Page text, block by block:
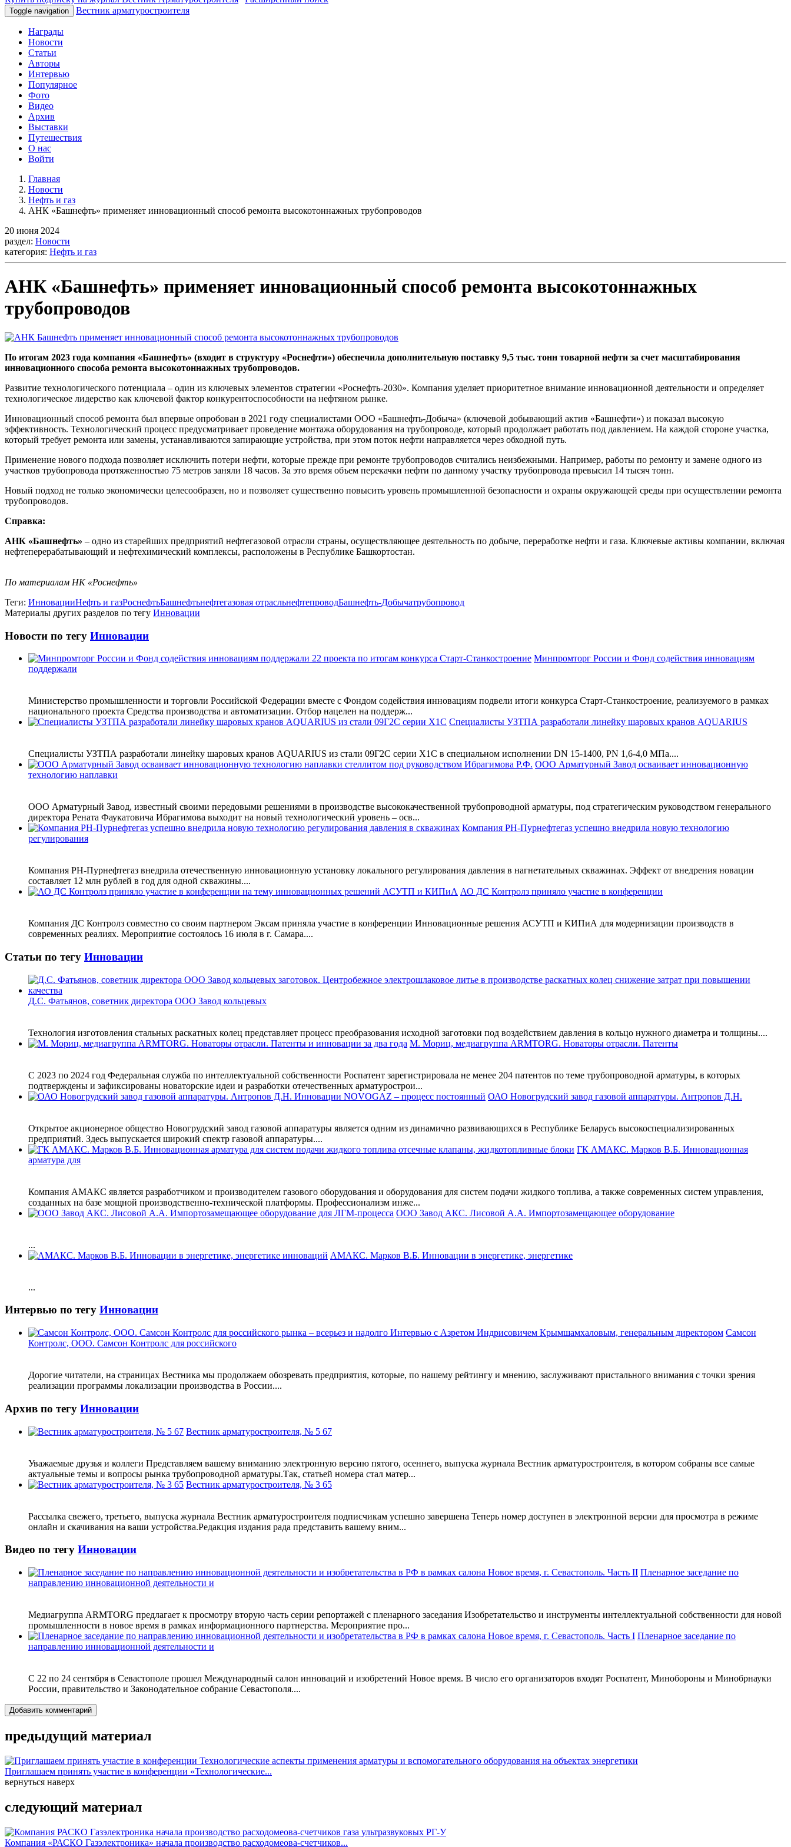
Toggle navigation Вестник арматуростроителя
Награды
Новости
Статьи
Авторы
Интервью
Популярное
Фото
Видео
Архив
Выставки
Путешествия
О нас
Войти
Главная
Новости
Нефть и газ
АНК «Башнефть» применяет инновационный способ ремонта высокотоннажных трубопроводов
20 июня 2024
раздел: Новости
категория: Нефть и газ
АНК «Башнефть» применяет инновационный способ ремонта высокотоннажных
трубопроводов
По итогам 2023 года компания «Башнефть» (входит в структуру «Роснефти») обеспечила дополнительную поставку 9,5 тыс. тонн товарной нефти за счет масштабирования
инновационного способа ремонта высокотоннажных трубопроводов.
Развитие технологического потенциала – один из ключевых элементов стратегии «Роснефть‑2030». Компания уделяет приоритетное внимание инновационной деятельности и определяет
технологическое лидерство как ключевой фактор конкурентоспособности на нефтяном рынке.
Инновационный способ ремонта был впервые опробован в 2021 году специалистами ООО «Башнефть-Добыча» (ключевой добывающий актив «Башнефти») и показал высокую
эффективность. Технологический процесс предусматривает проведение монтажа оборудования на трубопроводе, который продолжает работать под давлением. На каждой стороне участка,
который требует ремонта или замены, устанавливаются запирающие устройства, при этом поток нефти направляется через обходной путь.
Применение нового подхода позволяет исключить потери нефти, которые прежде при ремонте трубопроводов считались неизбежными. Например, работы по ремонту и замене одного из
участков трубопровода протяженностью 75 метров заняли 18 часов. За это время объем перекачки нефти по данному участку трубопровода превысил 14 тысяч тонн.
Новый подход не только экономически целесообразен, но и позволяет существенно повысить уровень промышленной безопасности и охраны окружающей среды при осуществлении ремонта
трубопроводов.
Справка:
АНК «Башнефть» – одно из старейших предприятий нефтегазовой отрасли страны, осуществляющее деятельность по добыче, переработке нефти и газа. Ключевые активы компании, включая
нефтеперерабатывающий и нефтехимический комплексы, расположены в Республике Башкортостан.
По материалам НК «Роснефть»
Теги: ИнновацииНефть и газРоснефтьБашнефтьнефтегазовая отрасльнефтепроводБашнефть-Добычатрубопровод
Материалы других разделов по тегу Инновации
Новости по тегу Инновации
Минпромторг России и Фонд содействия инновациям
поддержали
Министерство промышленности и торговли Российской Федерации вместе с Фондом содействия инновациям подвели итоги конкурса Старт-Станкостроение, реализуемого в рамках
национального проекта Средства производства и автоматизации. Отбор нацелен на поддерж...
Специалисты УЗТПА разработали линейку шаровых кранов AQUARIUS
Специалисты УЗТПА разработали линейку шаровых кранов AQUARIUS из стали 09Г2С серии Х1С в специальном исполнении DN 15-1400, PN 1,6-4,0 МПа....
ООО Арматурный Завод осваивает инновационную
технологию наплавки
ООО Арматурный Завод, известный своими передовыми решениями в производстве высококачественной трубопроводной арматуры, под стратегическим руководством генерального
директора Рената Фаукатовича Ибрагимова выходит на новый технологический уровень – осв...
Компания РН-Пурнефтегаз успешно внедрила новую технологию
регулирования
Компания РН-Пурнефтегаз внедрила отечественную инновационную установку локального регулирования давления в нагнетательных скважинах. Эффект от внедрения новации
составляет 12 млн рублей в год для одной скважины....
АО ДС Контролз приняло участие в конференции
Компания ДС Контролз совместно со своим партнером Эксам приняла участие в конференции Инновационные решения АСУТП и КИПиА для модернизации производств в
современных реалиях. Мероприятие состоялось 16 июля в г. Самара....
Статьи по тегу Инновации
Д.С. Фатьянов, советник директора ООО Завод кольцевых
Технология изготовления стальных раскатных колец представляет процесс преобразования исходной заготовки под воздействием давления в кольцо нужного диаметра и толщины....
М. Мориц, медиагруппа ARMTORG. Новаторы отрасли. Патенты
С 2023 по 2024 год Федеральная служба по интеллектуальной собственности Роспатент зарегистрировала не менее 204 патентов по теме трубопроводной арматуры, в которых
подтверждены и зафиксированы новаторские идеи и разработки отечественных арматурострои...
ОАО Новогрудский завод газовой аппаратуры. Антропов Д.Н.
Открытое акционерное общество Новогрудский завод газовой аппаратуры является одним из динамично развивающихся в Республике Беларусь высокоспециализированных
предприятий. Здесь выпускается широкий спектр газовой аппаратуры....
ГК АМАКС. Марков В.Б. Инновационная
арматура для
Компания АМАКС является разработчиком и производителем газового оборудования и оборудования для систем подачи жидкого топлива, а также современных систем управления,
созданных на базе мощной производственно-технической платформы. Профессионализм инже...
ООО Завод АКС. Лисовой А.А. Импортозамещающее оборудование
...
АМАКС. Марков В.Б. Инновации в энергетике, энергетике
...
Интервью по тегу Инновации
Самсон
Контролс, ООО. Самсон Контролс для российского
Дорогие читатели, на страницах Вестника мы продолжаем обозревать предприятия, которые, по нашему рейтингу и мнению, заслуживают пристального внимания с точки зрения
реализации программы локализации производства в России....
Архив по тегу Инновации
Вестник арматуростроителя, № 5 67
Уважаемые друзья и коллеги Представляем вашему вниманию электронную версию пятого, осеннего, выпуска журнала Вестник арматуростроителя, в котором собраны все самые
актуальные темы и вопросы рынка трубопроводной арматуры.Так, статьей номера стал матер...
Вестник арматуростроителя, № 3 65
Рассылка свежего, третьего, выпуска журнала Вестник арматуростроителя подписчикам успешно завершена Теперь номер доступен в электронной версии для просмотра в режиме
онлайн и скачивания на ваши устройства.Редакция издания рада представить вашему вним...
Видео по тегу Инновации
Пленарное заседание по
направлению инновационной деятельности и
Медиагруппа ARMTORG предлагает к просмотру вторую часть серии репортажей с пленарного заседания Изобретательство и инструменты интеллектуальной собственности для новой
промышленности в новое время в рамках информационного партнерства. Мероприятие про...
Пленарное заседание по
направлению инновационной деятельности и
С 22 по 24 сентября в Севастополе прошел Международный салон инноваций и изобретений Новое время. В число его организаторов входят Роспатент, Минобороны и Минобрнауки
России, правительство и Законодательное собрание Севастополя....
Добавить комментарий
предыдущий материал
Приглашаем принять участие в конференции «Технологические...
вернуться наверх
следующий материал
Компания «РАСКО Газэлектроника» начала производство расходомеова-счетчиков...